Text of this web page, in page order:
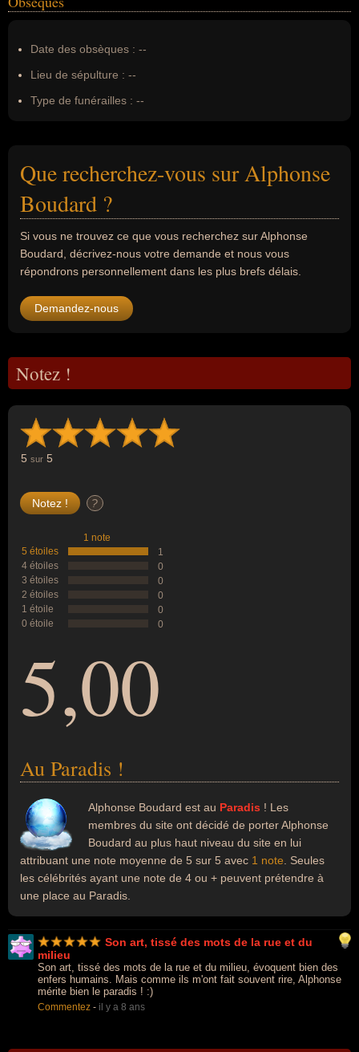
Date des obsèques : --
Lieu de sépulture : --
Type de funérailles : --
Que recherchez-vous sur Alphonse
Boudard ?
Si vous ne trouvez ce que vous recherchez sur Alphonse
Boudard, décrivez-nous votre demande et nous vous
répondrons personnellement dans les plus brefs délais.
Demandez-nous
Notez !
5 sur 5
?
1 note
5 étoiles
1
4 étoiles
0
3 étoiles
0
2 étoiles
0
1 étoile
0
0 étoile
0
5,00
Au Paradis !
Alphonse Boudard est au Paradis ! Les
membres du site ont décidé de porter Alphonse
Boudard au plus haut niveau du site en lui
attribuant une note moyenne de 5 sur 5 avec 1 note . Seules
les célébrités ayant une note de 4 ou + peuvent prétendre à
une place au Paradis.
Son art, tissé des mots de la rue et du
milieu
Son art, tissé des mots de la rue et du milieu, évoquent bien des
enfers humains. Mais comme ils m'ont fait souvent rire, Alphonse
mérite bien le paradis ! :)
Commentez - il y a 8 ans